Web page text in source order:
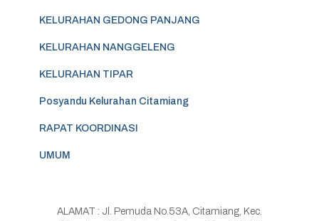
KELURAHAN GEDONG PANJANG
KELURAHAN NANGGELENG
KELURAHAN TIPAR
Posyandu Kelurahan Citamiang
RAPAT KOORDINASI
UMUM
ALAMAT : Jl. Pemuda No.53A, Citamiang, Kec.